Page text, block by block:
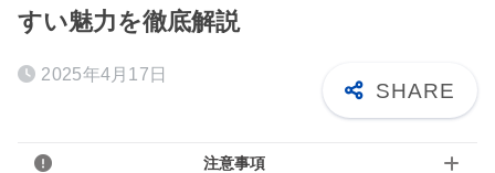
すい魅力を徹底解説
2025年4月17日
注意事項